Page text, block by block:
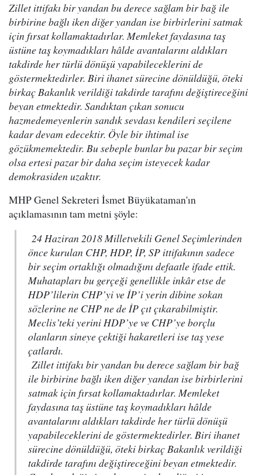
Zillet ittifakı bir yandan bu derece sağlam bir bağ ile
birbirine bağlı iken diğer yandan ise birbirlerini satmak
için fırsat kollamaktadırlar. Memleket faydasına taş
üstüne taş koymadıkları hâlde avantalarını aldıkları
takdirde her türlü dönüşü yapabileceklerini de
göstermektedirler. Biri ihanet sürecine dönüldüğü, öteki
birkaç Bakanlık verildiği takdirde tarafını değiştireceğini
beyan etmektedir. Sandıktan çıkan sonucu
hazmedemeyenlerin sandık sevdası kendileri seçilene
kadar devam edecektir. Öyle bir ihtimal ise
gözükmemektedir. Bu sebeple bunlar bu pazar bir seçim
olsa ertesi pazar bir daha seçim isteyecek kadar
demokrasiden uzaktır.
MHP Genel Sekreteri İsmet Büyükataman'ın
açıklamasının tam metni şöyle:
24 Haziran 2018 Milletvekili Genel Seçimlerinden
önce kurulan CHP, HDP, İP, SP ittifakının sadece
bir seçim ortaklığı olmadığını defaatle ifade ettik.
Muhatapları bu gerçeği genellikle inkâr etse de
HDP’lilerin CHP’yi ve İP’i yerin dibine sokan
sözlerine ne CHP ne de İP çıt çıkarabilmiştir.
Meclis’teki yerini HDP’ye ve CHP’ye borçlu
olanların sineye çektiği hakaretleri ise taş yese
çatlardı.
Zillet ittifakı bir yandan bu derece sağlam bir bağ
ile birbirine bağlı iken diğer yandan ise birbirlerini
satmak için fırsat kollamaktadırlar. Memleket
faydasına taş üstüne taş koymadıkları hâlde
avantalarını aldıkları takdirde her türlü dönüşü
yapabileceklerini de göstermektedirler. Biri ihanet
sürecine dönüldüğü, öteki birkaç Bakanlık verildiği
takdirde tarafını değiştireceğini beyan etmektedir.